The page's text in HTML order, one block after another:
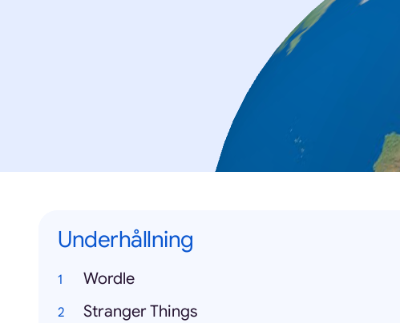
Underhållning
Wordle
Stranger Things